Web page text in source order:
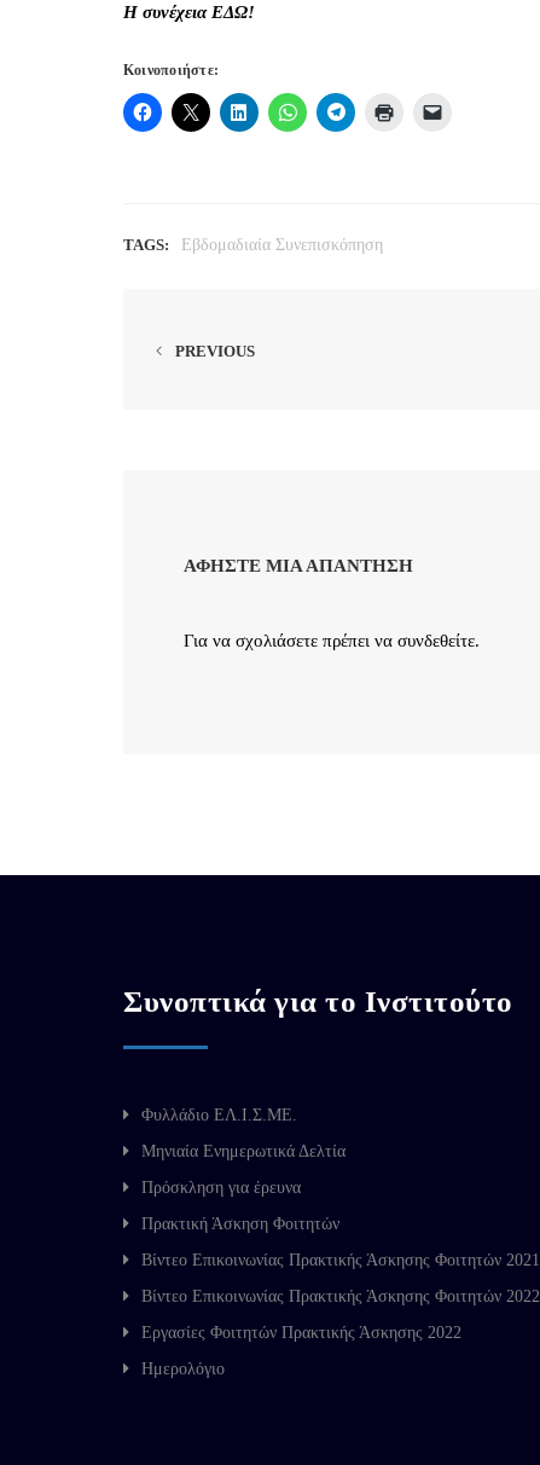
Η συνέχεια ΕΔΩ!
Κοινοποιήστε:
TAGS: Εβδομαδιαία Συνεπισκόπηση
PREVIOUS
ΑΦΉΣΤΕ ΜΙΑ ΑΠΆΝΤΗΣΗ
Για να σχολιάσετε πρέπει να συνδεθείτε.
Συνοπτικά για το Ινστιτούτο
Φυλλάδιο ΕΛ.Ι.Σ.ΜΕ.
Μηνιαία Ενημερωτικά Δελτία
Πρόσκληση για έρευνα
Πρακτική Άσκηση Φοιτητών
Βίντεο Επικοινωνίας Πρακτικής Άσκησης Φοιτητών 2021
Βίντεο Επικοινωνίας Πρακτικής Άσκησης Φοιτητών 2022
Εργασίες Φοιτητών Πρακτικής Άσκησης 2022
Ημερολόγιο